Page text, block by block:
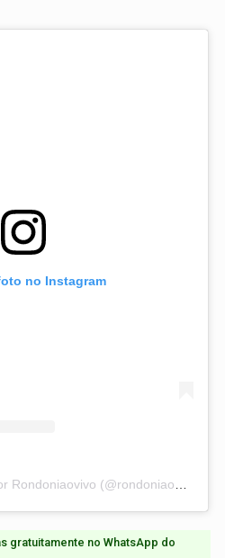
no Instagram
gratuitamente no WhatsApp do